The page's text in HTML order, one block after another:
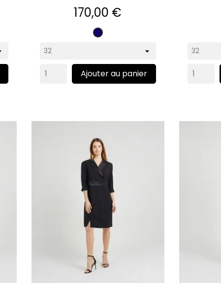
Prix
170,00 €
Marine
Ajouter au panier